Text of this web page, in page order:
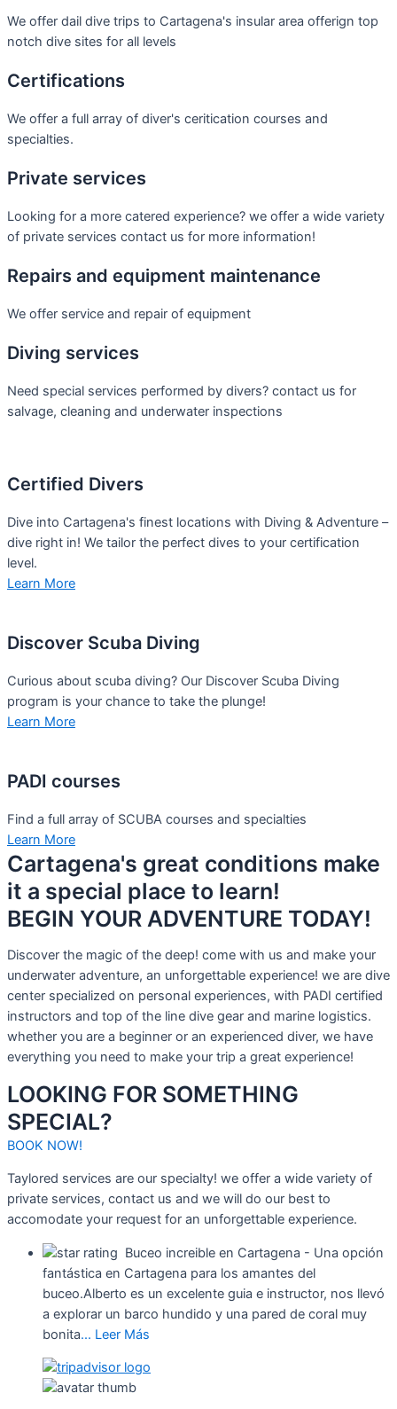
We offer dail dive trips to Cartagena's insular area offerign top
notch dive sites for all levels
Certifications
We offer a full array of diver's ceritication courses and
specialties.
Private services
Looking for a more catered experience? we offer a wide variety
of private services contact us for more information!
Repairs and equipment maintenance
We offer service and repair of equipment
Diving services
Need special services performed by divers? contact us for
salvage, cleaning and underwater inspections
Certified Divers
Dive into Cartagena's finest locations with Diving & Adventure –
dive right in! We tailor the perfect dives to your certification
level.
Learn More
Discover Scuba Diving
Curious about scuba diving? Our Discover Scuba Diving
program is your chance to take the plunge!
Learn More
PADI courses
Find a full array of SCUBA courses and specialties
Learn More
Cartagena's great conditions make
it a special place to learn!
BEGIN YOUR ADVENTURE TODAY!
Discover the magic of the deep! come with us and make your
underwater adventure, an unforgettable experience! we are dive
center specialized on personal experiences, with PADI certified
instructors and top of the line dive gear and marine logistics.
whether you are a beginner or an experienced diver, we have
everything you need to make your trip a great experience!
LOOKING FOR SOMETHING
SPECIAL?
BOOK NOW!
Taylored services are our specialty! we offer a wide variety of
private services, contact us and we will do our best to
accomodate your request for an unforgettable experience.
Buceo increible en Cartagena - Una opción
fantástica en Cartagena para los amantes del
buceo.Alberto es un excelente guia e instructor, nos llevó
a explorar un barco hundido y una pared de coral muy
bonita... Leer Más